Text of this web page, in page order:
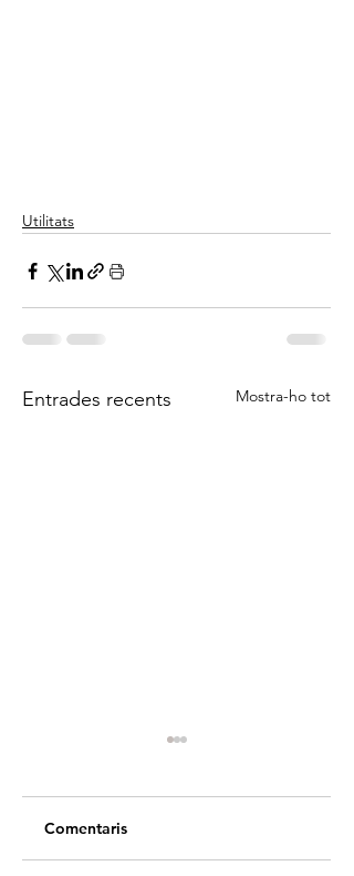
Utilitats
Entrades recents Mostra-ho tot
Comentaris